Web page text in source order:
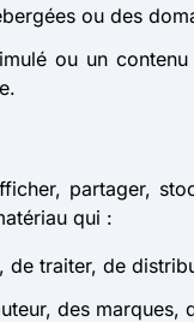
ou des
ou un
partager,
qui :
traiter, de
des